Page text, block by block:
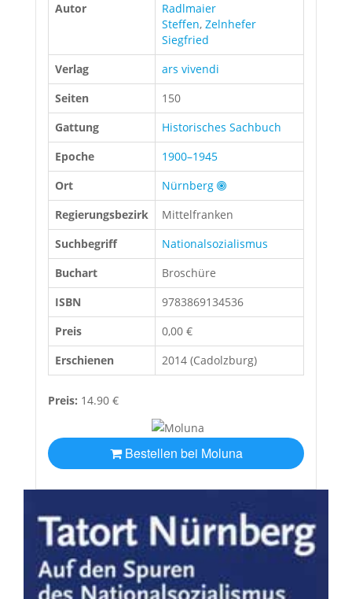
Autor
Radlmaier
Steffen, Zelnhefer
Siegfried
Verlag
ars vivendi
Seiten
150
Gattung
Historisches Sachbuch
Epoche
1900–1945
Ort
Nürnberg
Regierungsbezirk
Mittelfranken
Suchbegriff
Nationalsozialismus
Buchart
Broschüre
ISBN
9783869134536
Preis
0,00 €
Erschienen
2014 (Cadolzburg)
Preis: 14.90 €
Bestellen bei Moluna